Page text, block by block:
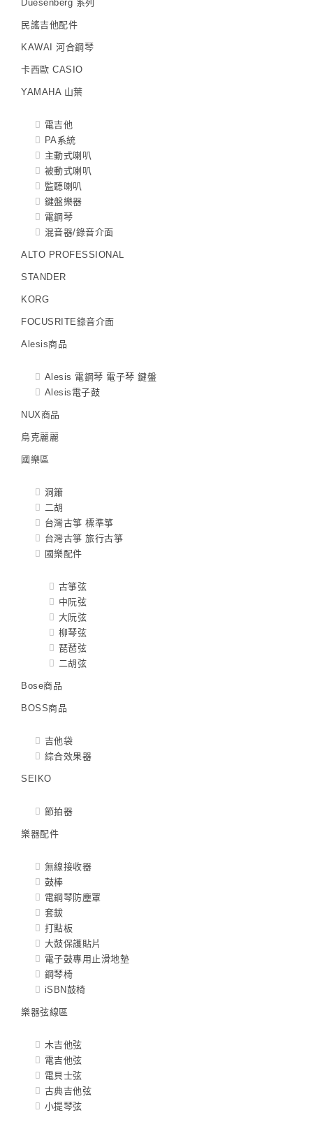
Duesenberg 系列
民謠吉他配件
KAWAI 河合鋼琴
卡西歐 CASIO
YAMAHA 山葉
電吉他
PA系統
主動式喇叭
被動式喇叭
監聽喇叭
鍵盤樂器
電鋼琴
混音器/錄音介面
ALTO PROFESSIONAL
STANDER
KORG
FOCUSRITE錄音介面
Alesis商品
Alesis 電鋼琴 電子琴 鍵盤
Alesis電子鼓
NUX商品
烏克麗麗
國樂區
洞簫
二胡
台灣古箏 標準箏
台灣古箏 旅行古箏
國樂配件
古箏弦
中阮弦
大阮弦
柳琴弦
琵琶弦
二胡弦
Bose商品
BOSS商品
吉他袋
綜合效果器
SEIKO
節拍器
樂器配件
無線接收器
鼓棒
電鋼琴防塵罩
套鈸
打點板
大鼓保護貼片
電子鼓專用止滑地墊
鋼琴椅
iSBN鼓椅
樂器弦線區
木吉他弦
電吉他弦
電貝士弦
古典吉他弦
小提琴弦